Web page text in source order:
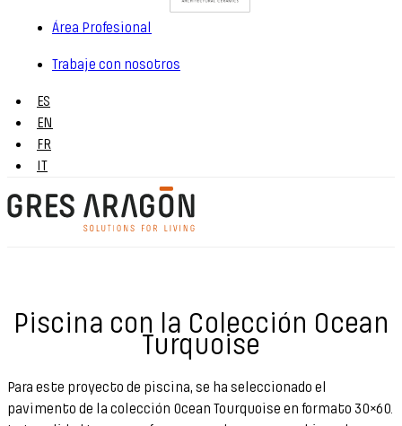
Área Profesional
Trabaje con nosotros
ES
EN
FR
IT
Piscina con la Colección Ocean
Turquoise
Para este proyecto de piscina, se ha seleccionado el
pavimento de la colección Ocean Tourquoise en formato 30×60.